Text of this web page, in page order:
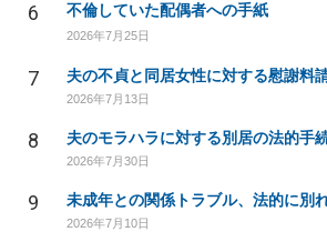
6 不倫していた配偶者への手紙
2026年7月25日
7
2026年7月13日
8 夫のモラハラに対する別居の法的手
2026年7月30日
9 未成年との関係トラブル、法的に別
2026年7月10日